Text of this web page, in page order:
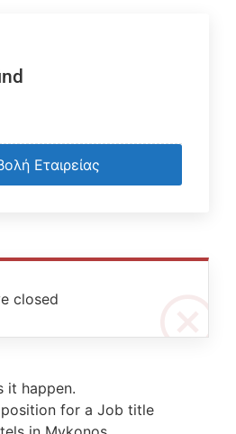
closed
it happen.
for a Job title
Εταιρείας